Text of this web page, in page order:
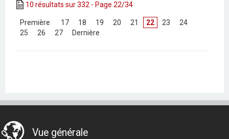
10 résultats sur 332 - Page 22/34
Première 17 18 19 20 21 22 23 24
25 26 27 Dernière
Vue générale